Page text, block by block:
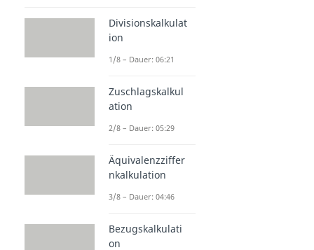
Divisionskalkulat
ion
1/8 – Dauer: 06:21
Zuschlagskalkul
ation
2/8 – Dauer: 05:29
Äquivalenzziffer
nkalkulation
3/8 – Dauer: 04:46
Bezugskalkulati
on